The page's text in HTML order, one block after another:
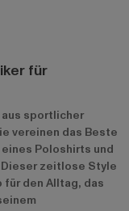
für
sportlicher
vereinen das Beste
Poloshirts und
zeitlose Style
den Alltag, das